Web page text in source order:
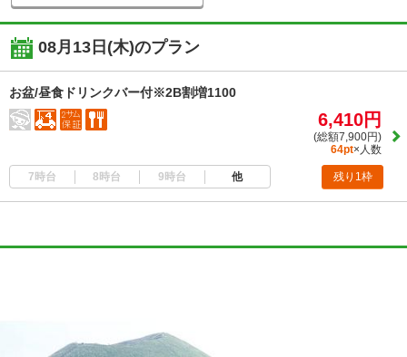
08月13日(木)のプラン
お盆/昼食ドリンクバー付※2B割増1100
6,410円
(総額7,900円)
64pt×人数
7時台 8時台 9時台 他 残り1枠